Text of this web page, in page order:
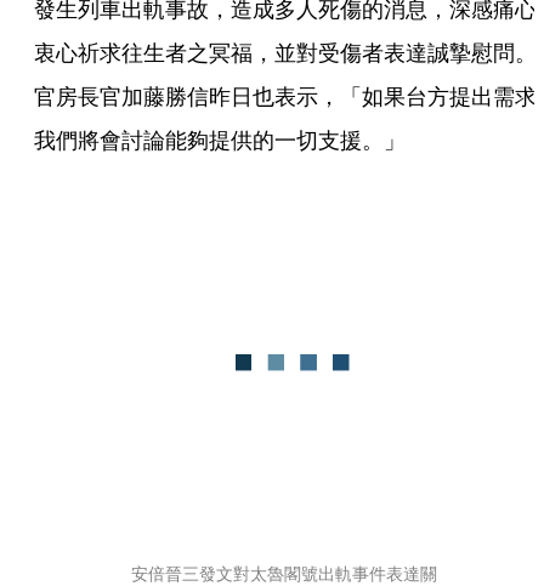
發生列車出軌事故，造成多人死傷的消息，深感痛心
衷心祈求往生者之冥福，並對受傷者表達誠摯慰問。
官房長官加藤勝信昨日也表示，「如果台方提出需求
我們將會討論能夠提供的一切支援。」
安倍晉三發文對太魯閣號出軌事件表達關